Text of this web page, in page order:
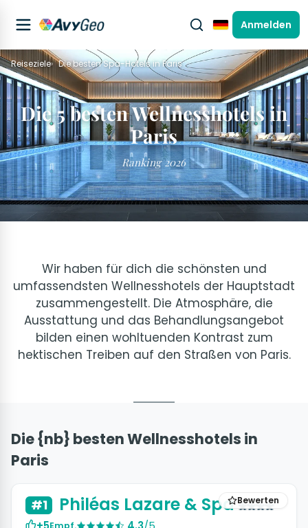
DeutschAnmelden
Reiseziele Die besten Spa-Hotels in Paris
Die 5 besten Wellnesshotels in
Paris
Ranking 2026
Wir haben für dich die schönsten und
umfassendsten Wellnesshotels der Hauptstadt
zusammengestellt. Die Atmosphäre, die
Ausstattung und das Behandlungsangebot
bilden einen wohltuenden Kontrast zum
hektischen Treiben auf den Straßen von Paris.
Die {nb} besten Wellnesshotels in
Paris
Bewerten
#1 Philéas Lazare & Spa